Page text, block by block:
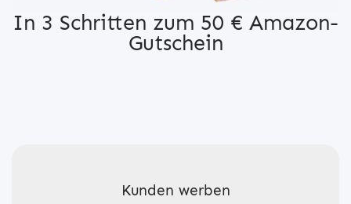
In 3 Schritten zum 50 € Amazon-
Gutschein
Kunden werben